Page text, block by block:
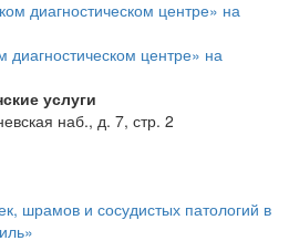
центре» на
услуги
наб., д. 7, стр. 2